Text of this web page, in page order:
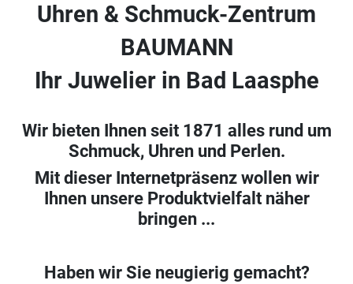
Uhren & Schmuck-Zentrum
BAUMANN
Ihr Juwelier in Bad Laasphe
Wir bieten Ihnen seit 1871 alles rund um
Schmuck, Uhren und Perlen.
Mit dieser Internetpräsenz wollen wir
Ihnen unsere Produktvielfalt näher
bringen ...
Haben wir Sie neugierig gemacht?